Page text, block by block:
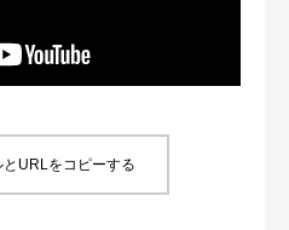
URLをコピーする